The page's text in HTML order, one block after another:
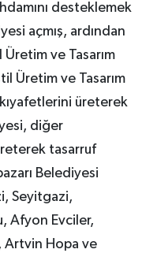
desteklemek
açmış, ardından
ve Tasarım
Üretim ve Tasarım
üreterek
diğer
tasarruf
Belediyesi
Seyitgazi,
Afyon Evciler,
Artvin Hopa ve